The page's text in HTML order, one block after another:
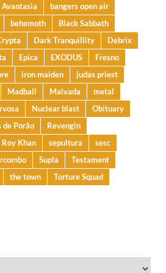
Avantasia
bangers open air
behemoth
Black Sabbath
Dark Tranquillity
Debrix
Epica EXODUS
Fresno
iron maiden
judas priest
Madball Malvada
metal
Nuclear blast
Obituary
de Porão
Revengin
Roy Khan sepultura
sesc
Supla
Testament
the town
Torture Squad